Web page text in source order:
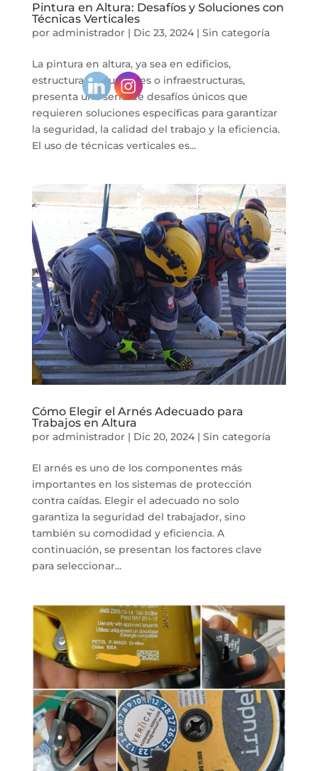
Pintura en Altura: Desafíos y Soluciones con
Técnicas Verticales
por administrador| Dic 23, 2024| Sin categoría
La pintura en altura, ya sea en edificios,
estructuras industriales o infraestructuras,
presenta una serie de desafíos únicos que
requieren soluciones específicas para garantizar
la seguridad, la calidad del trabajo y la eficiencia.
El uso de técnicas verticales es...
Cómo Elegir el Arnés Adecuado para
Trabajos en Altura
por administrador| Dic 20, 2024| Sin categoría
El arnés es uno de los componentes más
importantes en los sistemas de protección
contra caídas. Elegir el adecuado no solo
garantiza la seguridad del trabajador, sino
también su comodidad y eficiencia. A
continuación, se presentan los factores clave
para seleccionar...